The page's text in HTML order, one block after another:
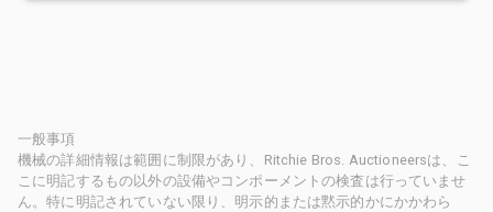
一般事項
機械の詳細情報は範囲に制限があり、Ritchie Bros. Auctioneersは、こ
こに明記するもの以外の設備やコンポーメントの検査は行っていませ
ん。特に明記されていない限り、明示的または黙示的かにかかわら